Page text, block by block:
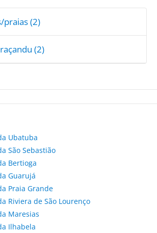
praias (2)
(2)
Ubatuba
São Sebastião
Bertioga
Guarujá
Praia Grande
Riviera de São Lourenço
Maresias
Ilhabela